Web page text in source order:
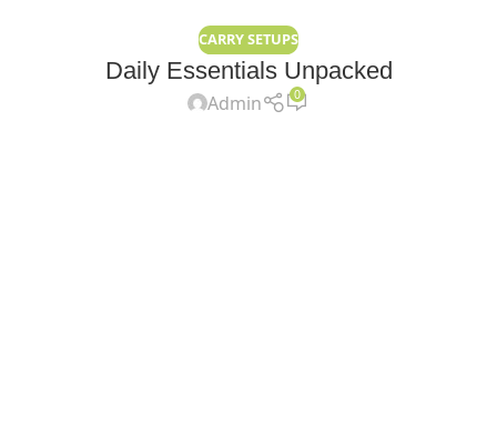
CARRY SETUPS
Daily Essentials Unpacked
Admin 0